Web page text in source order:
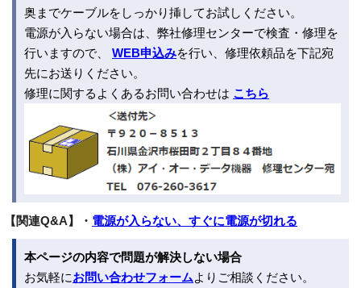
奥までケーブルをしっかり挿してお試しください。
電源が入らない場合は、弊社修理センターで検査・修理を
行いますので、 WEB申込みを行い、修理依頼品を下記宛
先にお送りください。
修理に関するよくあるお問い合わせは こちら
【関連Q&A】・ 電源が入らない、すぐに電源が切れる
本ページの内容で問題が解決しない場合
お気軽にお問い合わせフォームよりご相談ください。